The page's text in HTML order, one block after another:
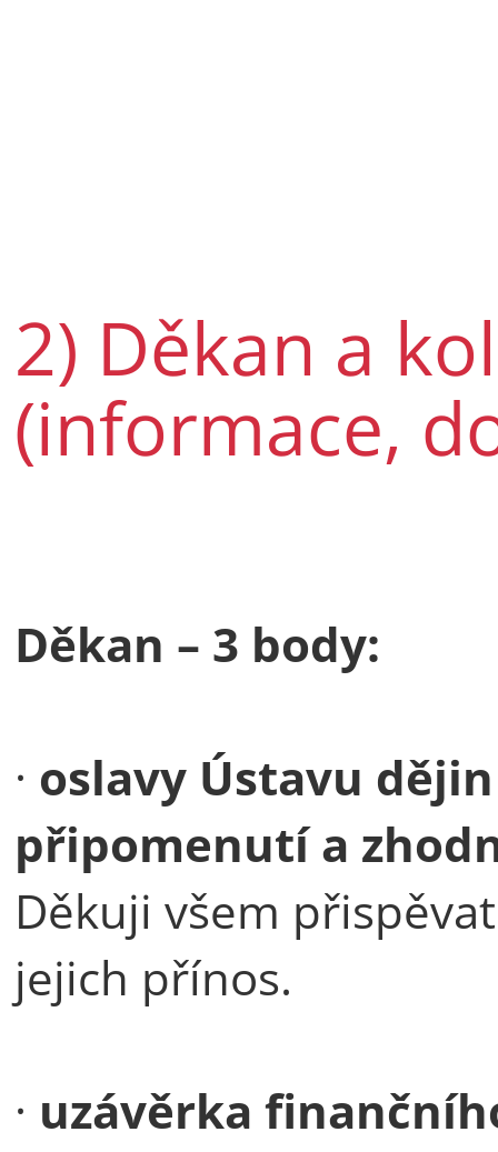
2) Děkan a
(informace,
Děkan – 3 body:
· oslavy Ústavu
připomenutí a
Děkuji všem
jejich přínos.
· uzávěrka